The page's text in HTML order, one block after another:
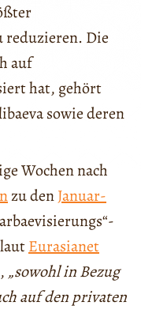
reduzieren. Die
auf
hat, gehört
sowie deren
Wochen nach
zu denJanuar-
Eurasianet
„sowohl in Bezug
auf den privaten